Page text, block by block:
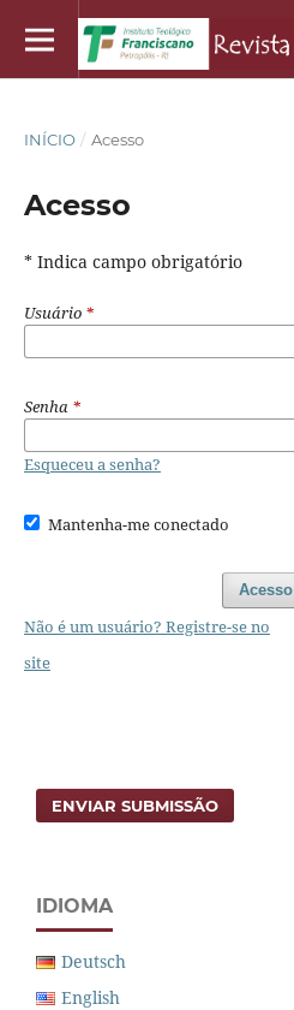
INÍCIO / Acesso
Acesso
* Indica campo obrigatório
Usuário *
Senha *
Esqueceu a senha?
Mantenha-me conectado
Acesso
Não é um usuário? Registre-se no
site
ENVIAR SUBMISSÃO
IDIOMA
Deutsch
English